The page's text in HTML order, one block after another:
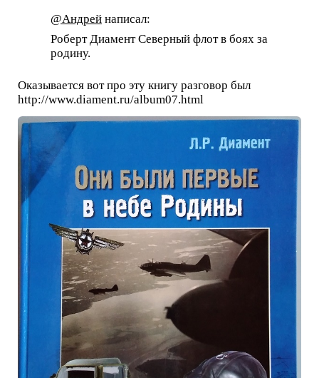
@Андрейнаписал:
Роберт Диамент Северный флот в боях за
родину.
Оказывается вот про эту книгу разговор был
http://www.diament.ru/album07.html